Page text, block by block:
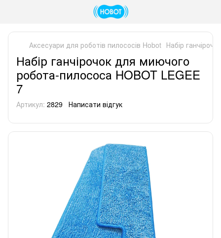
Аксесуари для роботів пилососів Hobot Набір
Набір ганчірочок для миючого
робота-пилососа HOBOT LEGEE
7
Артикул: 2829 Написати відгук